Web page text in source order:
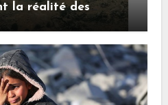
la réalité des